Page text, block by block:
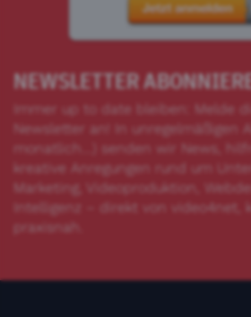
NEWSLETTER
Immer up to date bleiben: Melde
Newsletter an! In unregelmäßigen
monatlich...) senden wir News,
kreative Anregungen rund um
Marketing, Videoproduktion,
Intelligenz – direkt von video4net,
praxisnah.